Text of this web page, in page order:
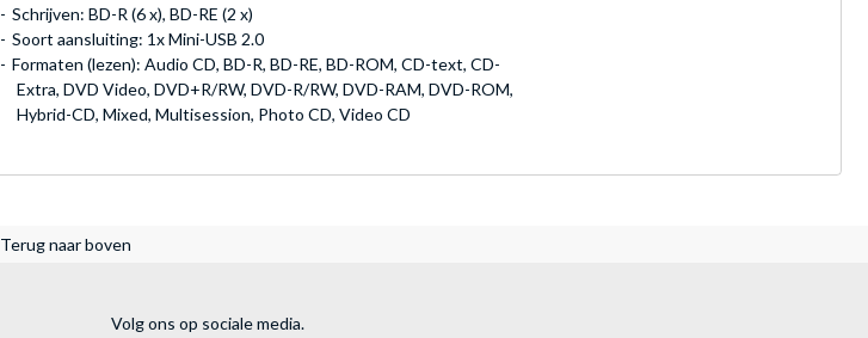
Schrijven: BD-R (6 x), BD-RE (2 x)
Soort aansluiting: 1x Mini-USB 2.0
Formaten (lezen): Audio CD, BD-R, BD-RE, BD-ROM, CD-text, CD-
Extra, DVD Video, DVD+R/RW, DVD-R/RW, DVD-RAM, DVD-ROM,
Hybrid-CD, Mixed, Multisession, Photo CD, Video CD
Terug naar boven
Volg ons op sociale media.